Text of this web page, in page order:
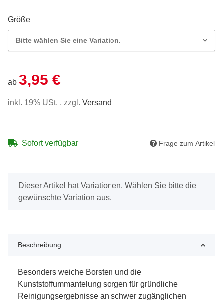
Größe
Bitte wählen Sie eine Variation.
ab 3,95 €
inkl. 19% USt. , zzgl. Versand
Sofort verfügbar Frage zum Artikel
xDieser Artikel hat Variationen. Wählen Sie bitte die
gewünschte Variation aus.
Beschreibung
Besonders weiche Borsten und die
Kunststoffummantelung sorgen für gründliche
Reinigungsergebnisse an schwer zugänglichen